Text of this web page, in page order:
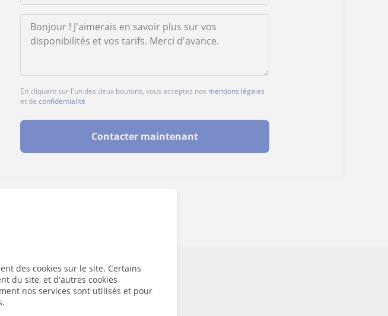
des cookies sur le site. Certains
du site, et d'autres cookies
nos services sont utilisés et pour
En cliquant sur l'un des deux boutons, vous acceptez nos mentions légales
et deconfidentialité
Contacter maintenant
intéresser